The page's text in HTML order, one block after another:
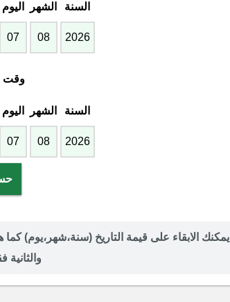
السنة الشهر اليوم
وقت
السنة الشهر اليوم
يمكنك الابقاء على قيمة التاريخ (سنة،شهر،يوم)